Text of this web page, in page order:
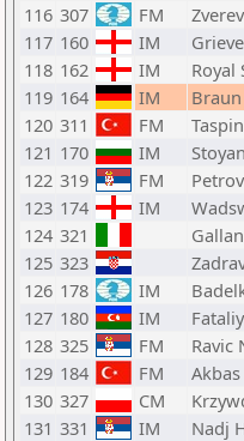
116 307 FM
117 160 IM
118 162 IM Royal
119 164 IM
120 311 FM
121 170 IM
122 319 FM
123 174 IM
124 321
125 323
126 178 IM
127 180 IM
128 325 FM Ravic
129 184 FM
130 327 CM
131 331 IM Nadj